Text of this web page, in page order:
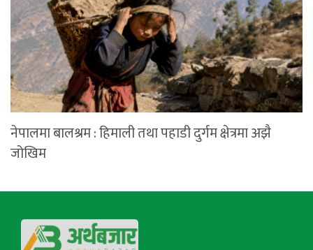
नेपालमा बालश्रम : हिमाली तथा पहाडी दुर्गम क्षेत्रमा अझै
जोखिम